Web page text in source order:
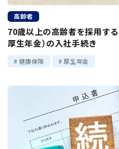
高齢者
70歳以上の高齢者を採用する
厚生年金）の入社手続き
健康保険 厚生年金